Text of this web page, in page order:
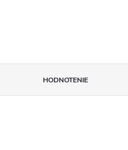
HODNOTENIE